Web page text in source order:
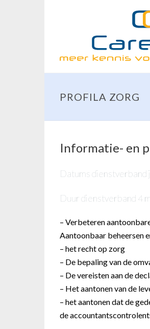
PROFILA ZORG
Informatie- en
Datums dienstverband
Duur dienstverband 4
– Verbeteren
Aantoonbaar beheersen
– het recht op zorg
– De bepaling van de
– De vereisten aan de
– Het aantonen van de
– het aantonen dat de
de